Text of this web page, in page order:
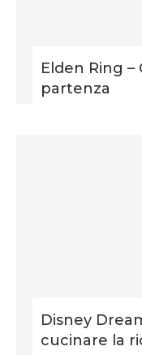
Elden Ring –
partenza
Disney
cucinare la